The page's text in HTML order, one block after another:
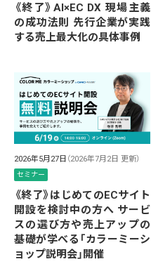
《終了》AI×EC DX 現場主義
の成功法則 先行企業が実践
する売上最大化の具体事例
2026年5月27日 （2026年7月2日 更新）
セミナー
《終了》はじめてのECサイト
開設を検討中の方へ サービ
スの選び方や売上アップの
基礎が学べる「カラーミーシ
ョップ説明会」開催